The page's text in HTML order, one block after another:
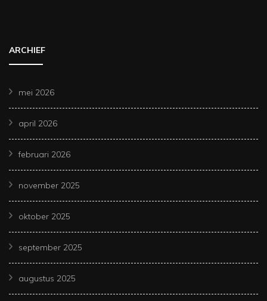
ARCHIEF
mei 2026
april 2026
februari 2026
november 2025
oktober 2025
september 2025
augustus 2025